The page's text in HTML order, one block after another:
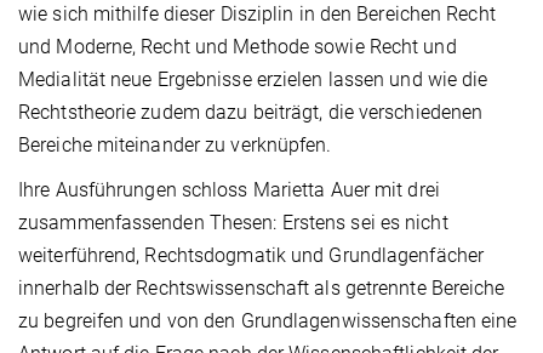
wie sich mithilfe dieser Disziplin in den Bereichen Recht
und Moderne, Recht und Methode sowie Recht und
Medialität neue Ergebnisse erzielen lassen und wie die
Rechtstheorie zudem dazu beiträgt, die verschiedenen
Bereiche miteinander zu verknüpfen.
Ihre Ausführungen schloss Marietta Auer mit drei
zusammenfassenden Thesen: Erstens sei es nicht
weiterführend, Rechtsdogmatik und Grundlagenfächer
innerhalb der Rechtswissenschaft als getrennte Bereiche
zu begreifen und von den Grundlagenwissenschaften eine